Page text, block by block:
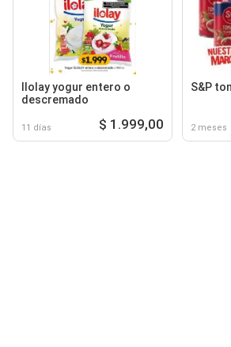
Ilolay yogur entero o
descremado
11 días $ 1.999,00
S&P
2 meses